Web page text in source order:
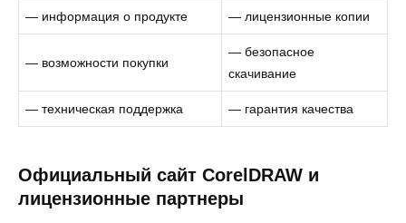
— информация о продукте — лицензионные копии
— возможности покупки
— безопасное
скачивание
— техническая поддержка — гарантия качества
Официальный сайт CorelDRAW и
лицензионные партнеры